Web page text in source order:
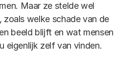
Maar ze stelde wel
zoals welke schade van de
beeld blijft en wat mensen
eigenlijk zelf van vinden.